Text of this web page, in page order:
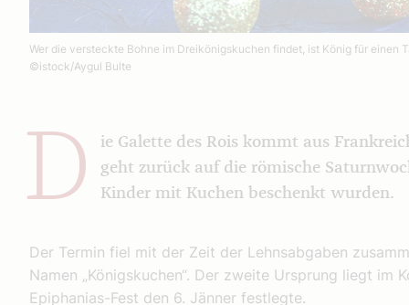
Wer die versteckte Bohne im Dreikönigskuchen findet, ist König für einen
©istock/Aygul Bulte
D
ie Galette des Rois kommt aus
geht zurück auf die römische
Kinder mit Kuchen beschenkt wurden.
Der Termin fiel mit der Zeit der Lehnsabgaben
Namen „Königskuchen“. Der zweite Ursprung liegt im
Epiphanias-Fest den 6. Jänner festlegte.